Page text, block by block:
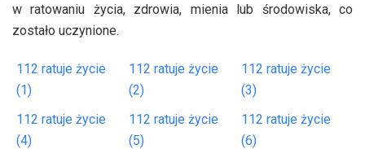
w ratowaniu życia, zdrowia, mienia lub środowiska, co
zostało uczynione.
112 ratuje życie
(1)
112 ratuje życie
(2)
112 ratuje życie
(3)
112 ratuje życie
(4)
112 ratuje życie
(5)
112 ratuje życie
(6)